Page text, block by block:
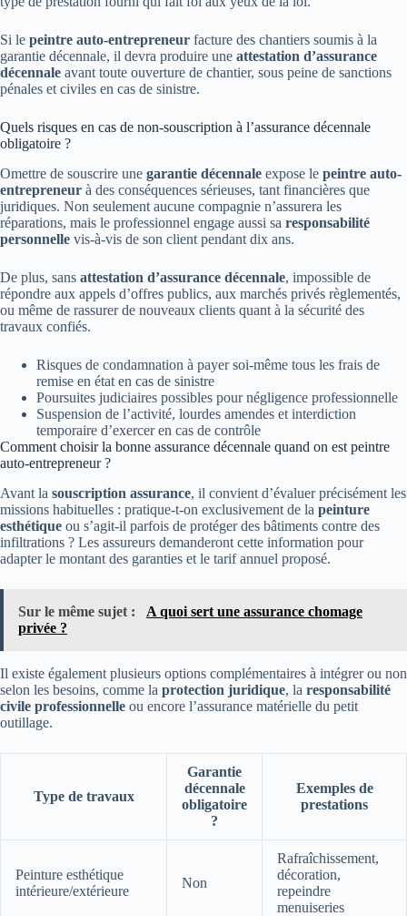
Si le peintre auto-entrepreneur facture des chantiers soumis à la
garantie décennale, il devra produire une attestation d’assurance
décennale avant toute ouverture de chantier, sous peine de sanctions
pénales et civiles en cas de sinistre.
Quels risques en cas de non-souscription à l’assurance décennale
obligatoire ?
Omettre de souscrire une garantie décennale expose le peintre auto-
entrepreneur à des conséquences sérieuses, tant financières que
juridiques. Non seulement aucune compagnie n’assurera les
réparations, mais le professionnel engage aussi sa responsabilité
personnelle vis-à-vis de son client pendant dix ans.
De plus, sans attestation d’assurance décennale, impossible de
répondre aux appels d’offres publics, aux marchés privés règlementés,
ou même de rassurer de nouveaux clients quant à la sécurité des
travaux confiés.
Risques de condamnation à payer soi-même tous les frais de
remise en état en cas de sinistre
Poursuites judiciaires possibles pour négligence professionnelle
Suspension de l’activité, lourdes amendes et interdiction
temporaire d’exercer en cas de contrôle
Comment choisir la bonne assurance décennale quand on est peintre
auto-entrepreneur ?
Avant la souscription assurance, il convient d’évaluer précisément les
missions habituelles : pratique-t-on exclusivement de la peinture
esthétique ou s’agit-il parfois de protéger des bâtiments contre des
infiltrations ? Les assureurs demanderont cette information pour
adapter le montant des garanties et le tarif annuel proposé.
Sur le même sujet :
A quoi sert une assurance chomage
privée ?
Il existe également plusieurs options complémentaires à intégrer ou non
selon les besoins, comme la protection juridique, la responsabilité
civile professionnelle ou encore l’assurance matérielle du petit
outillage.
Type de travaux
Garantie
décennale
obligatoire
?
Exemples de
prestations
Peinture esthétique
intérieure/extérieure
Non
Rafraîchissement,
décoration,
repeindre
menuiseries